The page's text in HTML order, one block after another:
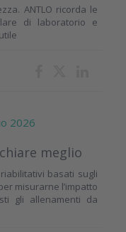
ANTLO ricorda le
di laboratorio e
2026
meglio
basati sugli
misurarne l’impatto
gli allenamenti da